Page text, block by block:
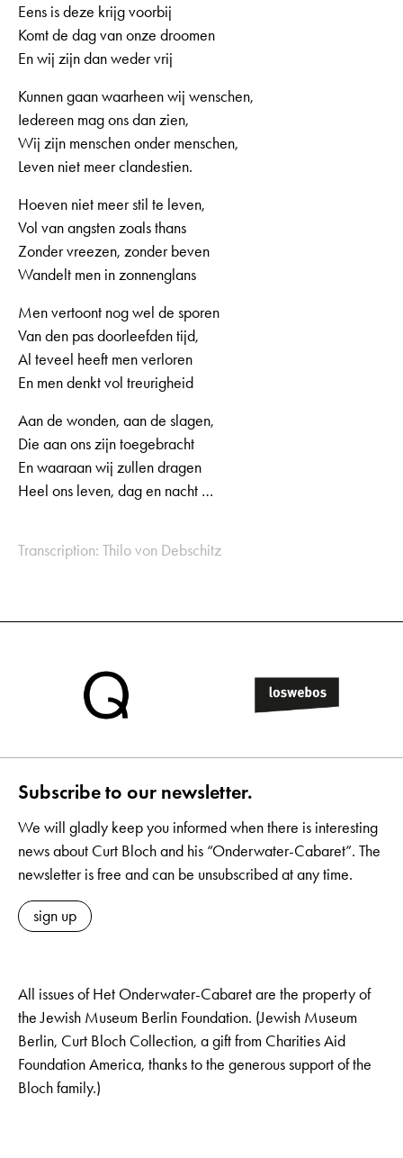
Eens is deze krijg voorbij
Komt de dag van onze droomen
En wij zijn dan weder vrij
Kunnen gaan waarheen wij wenschen,
Iedereen mag ons dan zien,
Wij zijn menschen onder menschen,
Leven niet meer clandestien.
Hoeven niet meer stil te leven,
Vol van angsten zoals thans
Zonder vreezen, zonder beven
Wandelt men in zonnenglans
Men vertoont nog wel de sporen
Van den pas doorleefden tijd,
Al teveel heeft men verloren
En men denkt vol treurigheid
Aan de wonden, aan de slagen,
Die aan ons zijn toegebracht
En waaraan wij zullen dragen
Heel ons leven, dag en nacht …
Transcription: Thilo von Debschitz
Subscribe to our newsletter.
We will gladly keep you informed when there is interesting
news about Curt Bloch and his “Onderwater-Cabaret”. The
newsletter is free and can be unsubscribed at any time.
sign up
All issues of Het Onderwater-Cabaret are the property of
the Jewish Museum Berlin Foundation. (Jewish Museum
Berlin, Curt Bloch Collection, a gift from Charities Aid
Foundation America, thanks to the generous support of the
Bloch family.)